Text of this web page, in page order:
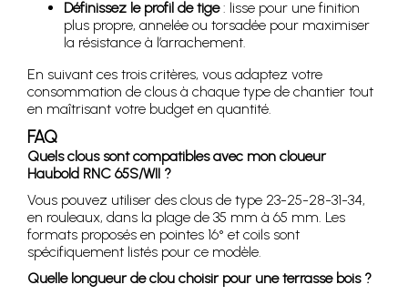
Définissez le profil de tige: lisse pour une finition
plus propre, annelée ou torsadée pour maximiser
la résistance à l’arrachement.
En suivant ces trois critères, vous adaptez votre
consommation de clous à chaque type de chantier tout
en maîtrisant votre budget en quantité.
FAQ
Quels clous sont compatibles avec mon cloueur
Haubold RNC 65S/WII ?
Vous pouvez utiliser des clous de type 23-25-28-31-34,
en rouleaux, dans la plage de 35 mm à 65 mm. Les
formats proposés en pointes 16° et coils sont
spécifiquement listés pour ce modèle.
Quelle longueur de clou choisir pour une terrasse bois ?